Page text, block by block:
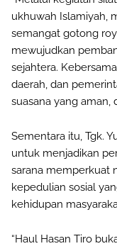
ukhuwah Islamiyah,
semangat gotong
mewujudkan
sejahtera.
daerah, dan
suasana yang aman,
Sementara itu, Tgk.
untuk menjadikan
sarana memperkuat
kepedulian sosial
kehidupan
“Haul Hasan Tiro